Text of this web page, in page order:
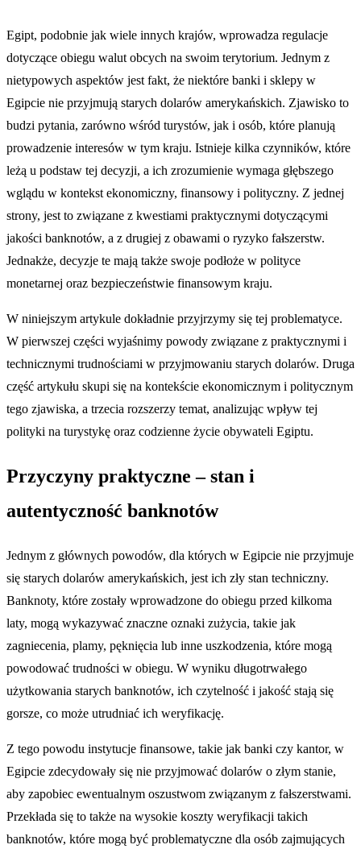
Egipt, podobnie jak wiele innych krajów, wprowadza regulacje
dotyczące obiegu walut obcych na swoim terytorium. Jednym z
nietypowych aspektów jest fakt, że niektóre banki i sklepy w
Egipcie nie przyjmują starych dolarów amerykańskich. Zjawisko to
budzi pytania, zarówno wśród turystów, jak i osób, które planują
prowadzenie interesów w tym kraju. Istnieje kilka czynników, które
leżą u podstaw tej decyzji, a ich zrozumienie wymaga głębszego
wglądu w kontekst ekonomiczny, finansowy i polityczny. Z jednej
strony, jest to związane z kwestiami praktycznymi dotyczącymi
jakości banknotów, a z drugiej z obawami o ryzyko fałszerstw.
Jednakże, decyzje te mają także swoje podłoże w polityce
monetarnej oraz bezpieczeństwie finansowym kraju.
W niniejszym artykule dokładnie przyjrzymy się tej problematyce.
W pierwszej części wyjaśnimy powody związane z praktycznymi i
technicznymi trudnościami w przyjmowaniu starych dolarów. Druga
część artykułu skupi się na kontekście ekonomicznym i politycznym
tego zjawiska, a trzecia rozszerzy temat, analizując wpływ tej
polityki na turystykę oraz codzienne życie obywateli Egiptu.
Przyczyny praktyczne – stan i
autentyczność banknotów
Jednym z głównych powodów, dla których w Egipcie nie przyjmuje
się starych dolarów amerykańskich, jest ich zły stan techniczny.
Banknoty, które zostały wprowadzone do obiegu przed kilkoma
laty, mogą wykazywać znaczne oznaki zużycia, takie jak
zagniecenia, plamy, pęknięcia lub inne uszkodzenia, które mogą
powodować trudności w obiegu. W wyniku długotrwałego
użytkowania starych banknotów, ich czytelność i jakość stają się
gorsze, co może utrudniać ich weryfikację.
Z tego powodu instytucje finansowe, takie jak banki czy kantor, w
Egipcie zdecydowały się nie przyjmować dolarów o złym stanie,
aby zapobiec ewentualnym oszustwom związanym z fałszerstwami.
Przekłada się to także na wysokie koszty weryfikacji takich
banknotów, które mogą być problematyczne dla osób zajmujących